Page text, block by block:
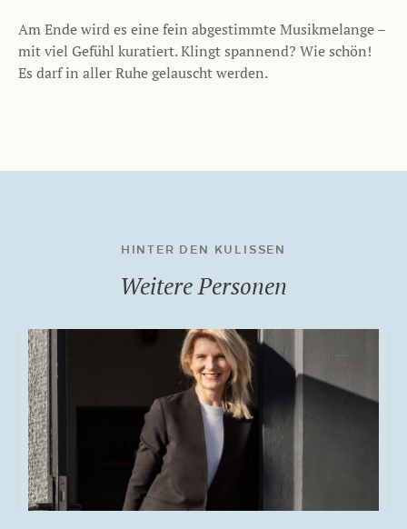
Am Ende wird es eine fein abgestimmte Musikmelange –
mit viel Gefühl kuratiert. Klingt spannend? Wie schön!
Es darf in aller Ruhe gelauscht werden.
HINTER DEN KULISSEN
Weitere Personen